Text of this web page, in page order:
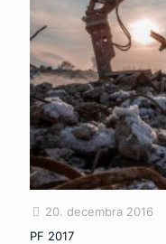
20. decembra 2016
PF 2017